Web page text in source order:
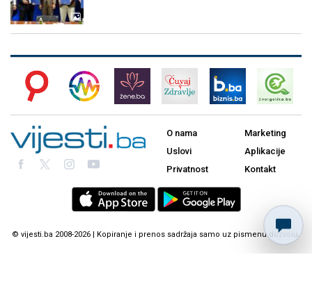
O nama
Uslovi
Privatnost
Marketing
Aplikacije
Kontakt
© vijesti.ba 2008-2026 | Kopiranje i prenos sadržaja samo uz pismenu dozvolu.